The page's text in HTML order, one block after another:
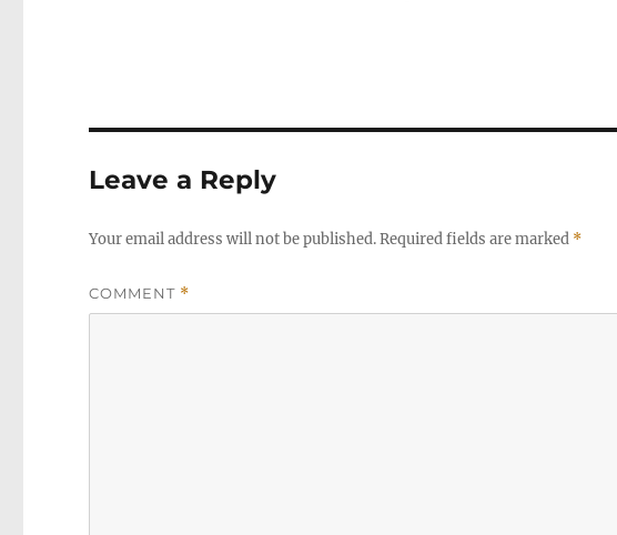
Leave a Reply
Your email address will not be published.Required fields are marked *
COMMENT *